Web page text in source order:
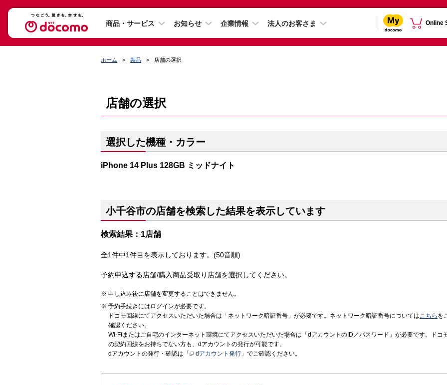
商品・サービス お知らせ 企業情報 法人のお客さま Online
ホーム 製品 店舗の選択
店舗の選択
選択した機種・カラー
iPhone 14 Plus 128GB ミッドナイト
小千谷市の店舗を検索した結果を表示しています
検索結果：1店舗
全1件中1件目を表示しております。(50音順)
予約申込する店舗/購入商品受取り店舗を選択してください。
申し込み後に店舗を変更することはできません。
予約手続きにはログインが必要です。
ドコモ回線にてアクセスいただいた場合は「ネットワーク暗証番号」が必要です。ネットワーク暗証番号についてはこちら を
確認ください。
Wi-Fiまたはご自宅のインターネット環境にてアクセスいただいた場合は「dアカウントのID／パスワード」が必要です。ドコ
の契約回線をお持ちでない方も、dアカウントの発行が可能です。
dアカウントの発行・確認は「
dアカウント発行 」でご確認ください。